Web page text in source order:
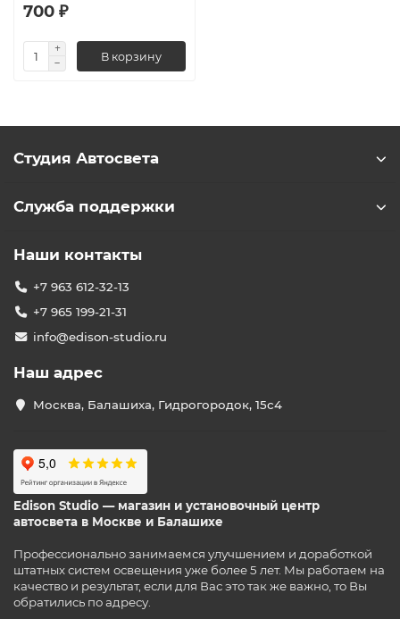
700 ₽
В корзину
Студия Автосвета
Служба поддержки
Наши контакты
+7 963 612-32-13
+7 965 199-21-31
info@edison-studio.ru
Наш адрес
Москва, Балашиха, Гидрогородок, 15с4
Edison Studio — магазин и установочный центр
автосвета в Москве и Балашихе
Профессионально занимаемся улучшением и доработкой
штатных систем освещения уже более 5 лет. Мы работаем на
качество и результат, если для Вас это так же важно, то Вы
обратились по адресу.